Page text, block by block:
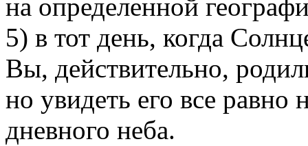
на определенной
5) в тот день, когда
Вы, действительно,
но увидеть его все равно
дневного неба.